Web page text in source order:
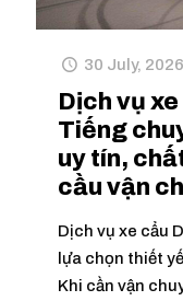
30 July, 2026
Dịch vụ
Tiếng
uy tín,
cầu vận
Dịch vụ xe cẩu
lựa chọn thiết
Khi cần vận